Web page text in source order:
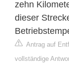
zehn
dieser
Antrag auf
vollständige